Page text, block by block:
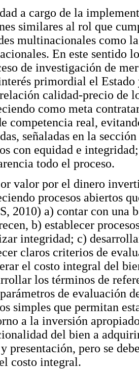
a cargo de la
similares al rol que
multinacionales como
En este sentido
de investigación de
primordial el
calidad-precio de
como meta
competencia real,
señaladas en la
con equidad e
todo el proceso.
valor por el dinero
procesos abiertos
2010) a) contar con una
b) establecer
integridad; c)
claros criterios de
el costo integral del
los términos de
de evaluación
simples que permitan
a la inversión
del bien a
presentación, pero se
costo integral.